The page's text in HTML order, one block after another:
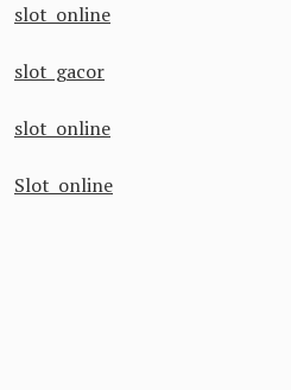
slot online
slot gacor
slot online
Slot online